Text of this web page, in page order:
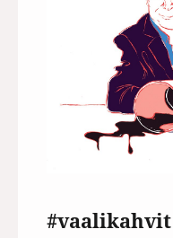
#vaalikahvit